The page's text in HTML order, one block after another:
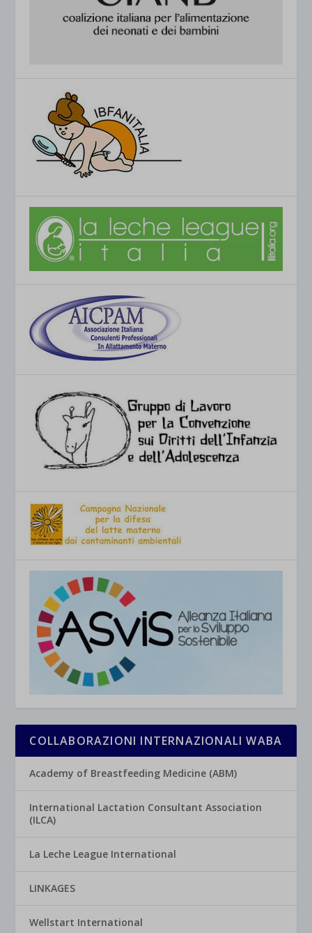
COLLABORAZIONI INTERNAZIONALI WABA
Academy of Breastfeeding Medicine (ABM)
International Lactation Consultant Association
(ILCA)
La Leche League International
LINKAGES
Wellstart International